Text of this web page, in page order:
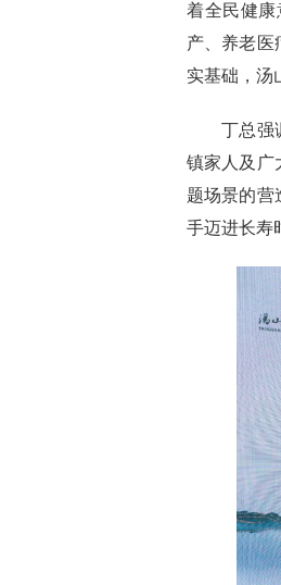
着全民健
产、养老医
实基础， 汤
丁总强
镇家人及广
题场景的营
手迈进长寿